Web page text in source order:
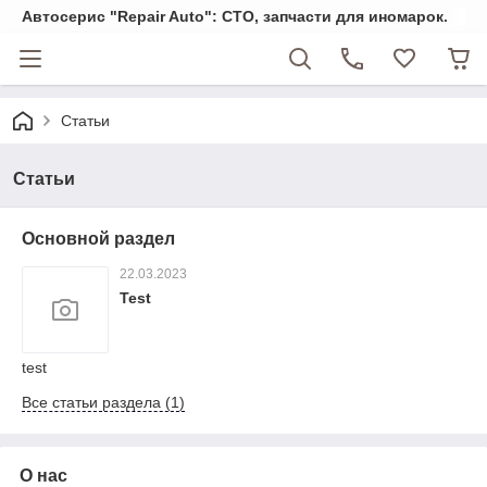
Автосерис "Repair Auto": СТО, запчасти для иномарок.
Статьи
Статьи
Основной раздел
22.03.2023
Test
test
Все статьи раздела (1)
О нас